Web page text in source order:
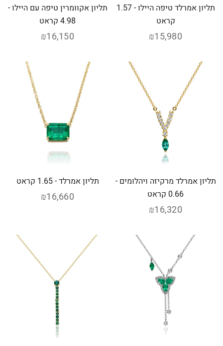
תליון אמרלד טיפה היילו - 1.57
קראט
₪15,980
תליון אקוומרין טיפה עם היילו -
4.98 קראט
₪16,150
תליון אמרלד מרקיזה ויהלומים -
0.66 קראט
₪16,320
תליון אמרלד - 1.65 קראט
₪16,660